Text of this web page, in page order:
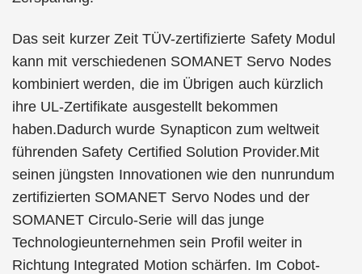
Das seit kurzer Zeit TÜV-zertifizierte Safety Modul
kann mit verschiedenen SOMANET Servo Nodes
kombiniert werden, die im Übrigen auch kürzlich
ihre UL-Zertifikate ausgestellt bekommen
haben.Dadurch wurde Synapticon zum weltweit
führenden Safety Certified Solution Provider.Mit
seinen jüngsten Innovationen wie den nunrundum
zertifizierten SOMANET Servo Nodes und der
SOMANET Circulo-Serie will das junge
Technologieunternehmen sein Profil weiter in
Richtung Integrated Motion schärfen. Im Cobot-